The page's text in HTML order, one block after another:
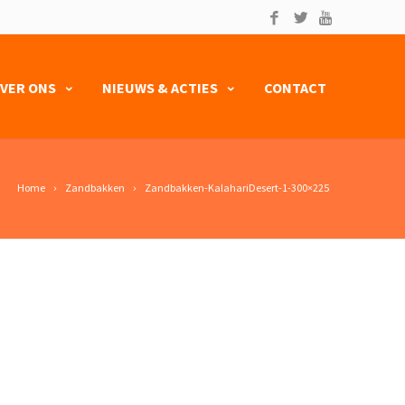
ONS NIEUWS & ACTIES CONTACT
Home Zandbakken Zandbakken-KalahariDesert-1-300×225